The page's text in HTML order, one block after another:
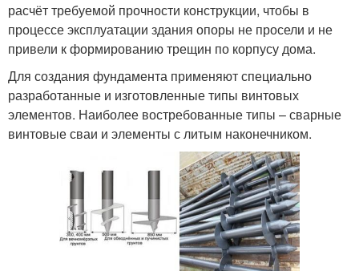
расчёт требуемой прочности конструкции, чтобы в
процессе эксплуатации здания опоры не просели и не
привели к формированию трещин по корпусу дома.
Для создания фундамента применяют специально
разработанные и изготовленные типы винтовых
элементов. Наиболее востребованные типы – сварные
винтовые сваи и элементы с литым наконечником.